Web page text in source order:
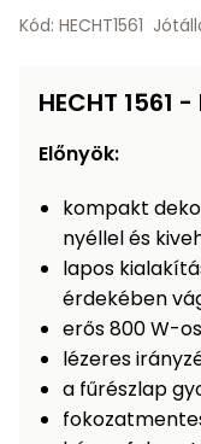
Szivattyú
Seprőgép
Hómaró
Hólapát
kiegészítő
Kód: HECHT1561
HECHT
Előnyök:
kompakt
nyéllel és
lapos
érdekében
erős 800 W-
lézeres
a fűrészlap